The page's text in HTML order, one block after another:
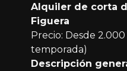
Alquiler de corta
Figuera
Precio: Desde
temporada)
Descripción